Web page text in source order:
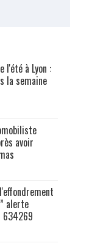
l'été à Lyon :
la semaine
avoir
alerte
634269